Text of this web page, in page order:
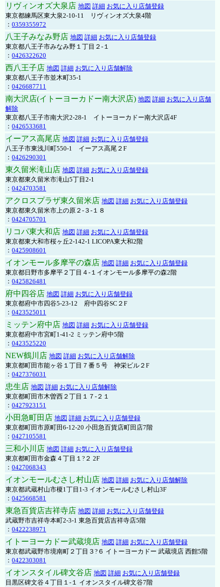
リヴィンオズ大泉店 地図 詳細 お気に入り店舗登録
東京都練馬区東大泉2-10-11 リヴィンオズ大泉4階
： 0359355972
八王子みなみ野店 地図 詳細 お気に入り店舗登録
東京都八王子市みなみ野１丁目２-１
： 0426322620
西八王子店 地図 詳細 お気に入り店舗解除
東京都八王子市並木町35-1
： 0426687711
南大沢店(イトーヨーカドー南大沢店) 地図 詳細 お気に入り店舗
解除
東京都八王子市南大沢2-28-1 イトーヨーカドー南大沢店4F
： 0426533681
イーアス高尾店 地図 詳細 お気に入り店舗登録
八王子市東浅川町550-1 イーアス高尾２F
： 0426290301
東久留米滝山店 地図 詳細 お気に入り店舗登録
東京都東久留米市滝山5丁目2-1
： 0424703581
アクロスプラザ東久留米店 地図 詳細 お気に入り店舗登録
東京都東久留米市上の原２-３-１８
： 0424705701
リコパ東大和店 地図 詳細 お気に入り店舗登録
東京都東大和市桜ヶ丘2-142-1 LICOPA東大和2階
： 0425908601
イオンモール多摩平の森店 地図 詳細 お気に入り店舗登録
東京都日野市多摩平２丁目４-１イオンモール多摩平の森2階
： 0425826481
府中四谷店 地図 詳細 お気に入り店舗登録
東京都府中市四谷5-23-12 府中四谷SC２F
： 0423525011
ミッテン府中店 地図 詳細 お気に入り店舗登録
東京都府中市宮町1-41-2 ミッテン府中5階
： 0423525220
NEW鶴川店 地図 詳細 お気に入り店舗解除
東京都町田市能ヶ谷１丁目７番５号 神栄ビル２F
： 0427376031
忠生店 地図 詳細 お気に入り店舗解除
東京都町田市木曽西２丁目１７-２１
： 0427923151
小田急町田店 地図 詳細 お気に入り店舗登録
東京都町田市原町田6-12-20 小田急百貨店町田店7階
： 0427105581
三和小川店 地図 詳細 お気に入り店舗登録
東京都町田市金森４丁目１?２ 2F
： 0427068343
イオンモールむさし村山店 地図 詳細 お気に入り店舗解除
東京都武蔵村山市榎1丁目1-3 イオンモールむさし村山3F
： 0425668581
東急百貨店吉祥寺店 地図 詳細 お気に入り店舗登録
武蔵野市吉祥寺本町2-3-1 東急百貨店吉祥寺店5階
： 0422238971
イトーヨーカドー武蔵境店 地図 詳細 お気に入り店舗登録
東京都武蔵野市境南町２丁目３?６ イトーヨーカドー 武蔵境店 西館5階
： 0422303081
イオンスタイル碑文谷店 地図 詳細 お気に入り店舗登録
目黒区碑文谷４丁目１-１ イオンスタイル碑文谷7階